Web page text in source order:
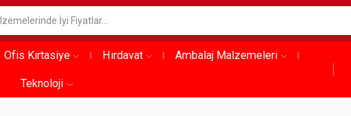
Ofis Kırtasiye Hırdavat Ambalaj Malzemeleri
Teknoloji